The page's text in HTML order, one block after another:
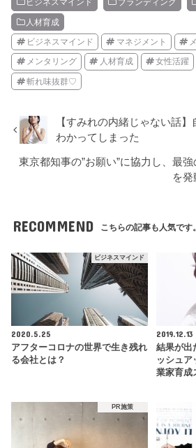
ビジネスマインド ブランディング
人材育成
ビジネスマインド マネジメント
メンタリング 人材育成 女性活躍
斬れ味抜群♡
【すみれの内緒じゃない話
わかってしまった
東京都知事の”お願い”に協力し、最
を発
RECOMMEND こちらの記事も人気です。
ビジネスマインド
2020.5.25
アフターコロナの世界で生き残れ
る会社とは？
2019.12.13
結果が出
ッシュア
業家育
PR施策